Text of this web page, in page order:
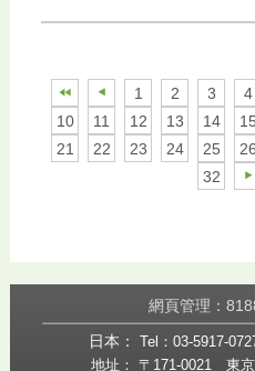
1 2 3 4
10
11 12 13 14 15
21
22 23 24 25 26
32
網頁管理：
日本：
Tel：03-5917-
地址： 〒171-0021 東